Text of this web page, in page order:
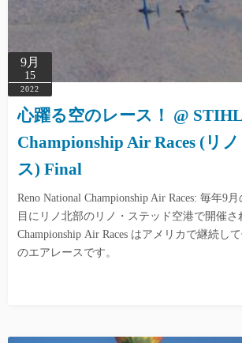
9月
15
2022
心躍る空のレース！ @
Championship Air Races (リ
ス) Final
Reno National Championship Air Races: 毎年9
目にリノ北部のリノ・ステッド空港で開催さ
Championship Air Races はアメリカで継続し
のエアレースです。